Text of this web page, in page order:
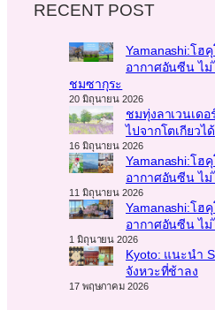
RECENT POST
Yamanashi:โฮ
อากาศอันซีน ไม่
ชมซากุระ
20 มิถุนายน 2026
ชมทุ่งลาเวนเด
ไปจากโตเกียวไ
16 มิถุนายน 2026
Yamanashi:โฮ
อากาศอันซีน ไม่
11 มิถุนายน 2026
Yamanashi:โฮ
อากาศอันซีน ไม่
1 มิถุนายน 2026
Kyoto: แนะนำ
จังหวะที่ช้าลง
17 พฤษภาคม 2026